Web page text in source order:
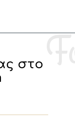
στο